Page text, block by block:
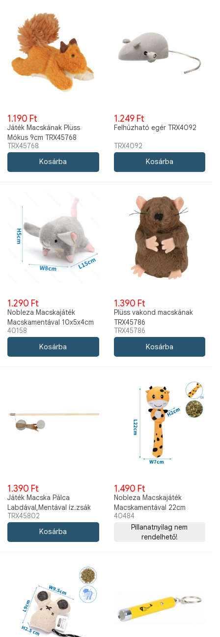
1.190 Ft
Játék Macskának Plüss
Mókus 9cm TRX45768
TRX45768
1.249 Ft
Felhúzható egér TRX4092
TRX4092
1.290 Ft
Nobleza Macskajáték
Macskamentával 10x5x4cm
szürke
40158
1.390 Ft
Plüss vakond macskának
TRX45786
TRX45786
1.390 Ft
Játék Macska Pálca
Labdával,Mentával íz.zsák
50cm TRX45802
TRX45802
1.490 Ft
Nobleza Macskajáték
Macskamentával 22cm
40484
Pillanatnyilag nem
rendelhető!